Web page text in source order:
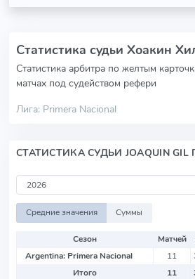
Статистика судьи Хоакин
Статистика арбитра по желтым
матчах под судейством рефери
Лига: Primera Nacional
СТАТИСТИКА СУДЬИ JOAQUIN
Средние значения Суммы
Сезон Матчей
Argentina: Primera Nacional
11
Итого
11